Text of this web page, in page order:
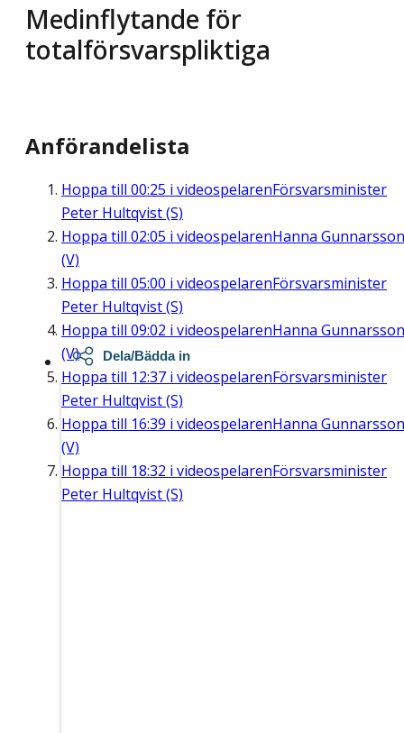
Medinflytande för
totalförsvarspliktiga
Anförandelista
Hoppa till 00:25 i videospelarenFörsvarsminister
Peter Hultqvist (S)
Hoppa till 02:05 i videospelarenHanna Gunnarsson
(V)
Hoppa till 05:00 i videospelarenFörsvarsminister
Peter Hultqvist (S)
Hoppa till 09:02 i videospelarenHanna Gunnarsson
(V)
Hoppa till 12:37 i videospelarenFörsvarsminister
Peter Hultqvist (S)
Hoppa till 16:39 i videospelarenHanna Gunnarsson
(V)
Hoppa till 18:32 i videospelarenFörsvarsminister
Peter Hultqvist (S)
Dela/Bädda in